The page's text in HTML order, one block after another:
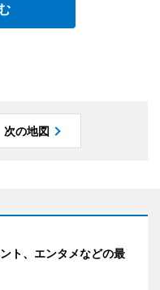
次の地図
ト、エンタメなどの最